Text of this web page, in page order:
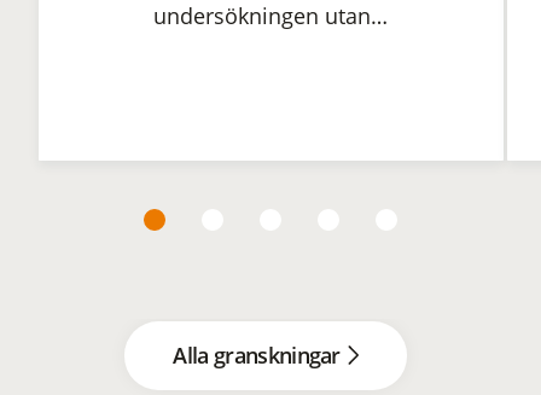
undersökningen utan…
Alla granskningar